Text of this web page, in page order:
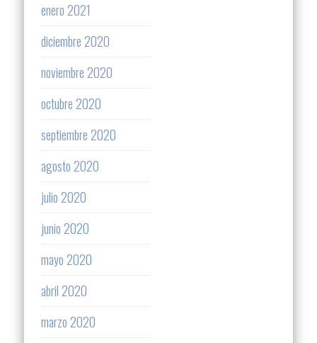
enero 2021
diciembre 2020
noviembre 2020
octubre 2020
septiembre 2020
agosto 2020
julio 2020
junio 2020
mayo 2020
abril 2020
marzo 2020